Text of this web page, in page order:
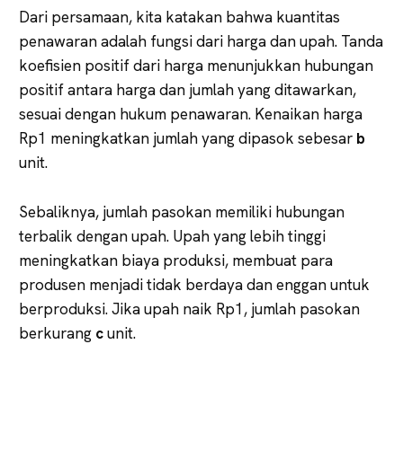
Dari persamaan, kita katakan bahwa kuantitas
penawaran adalah fungsi dari harga dan upah. Tanda
koefisien positif dari harga menunjukkan hubungan
positif antara harga dan jumlah yang ditawarkan,
sesuai dengan hukum penawaran. Kenaikan harga
Rp1 meningkatkan jumlah yang dipasok sebesar b
unit.
Sebaliknya, jumlah pasokan memiliki hubungan
terbalik dengan upah. Upah yang lebih tinggi
meningkatkan biaya produksi, membuat para
produsen menjadi tidak berdaya dan enggan untuk
berproduksi. Jika upah naik Rp1, jumlah pasokan
berkurang cunit.